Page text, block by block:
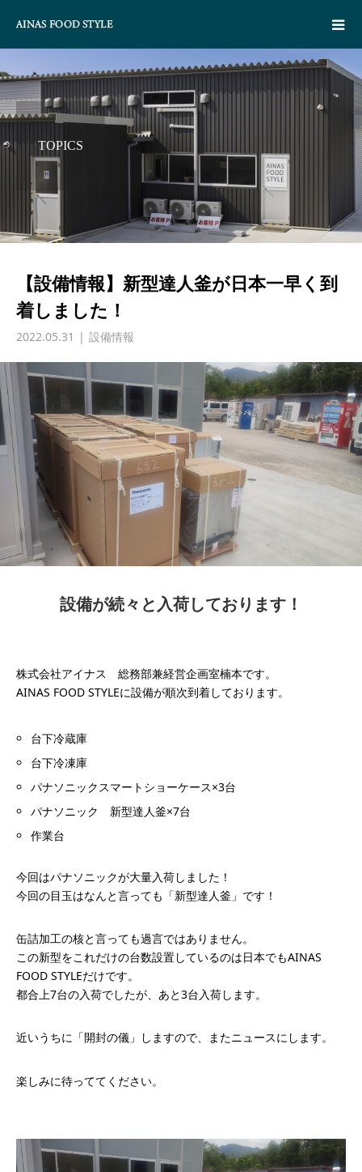
TOPICS
【設備情報】新型達人釜が日本一早く到
着しました！
2022.05.31 設備情報
設備が続々と入荷しております！
株式会社アイナス 総務部兼経営企画室楠本です。
AINAS FOOD STYLEに設備が順次到着しております。
台下冷蔵庫
台下冷凍庫
パナソニックスマートショーケース×3台
パナソニック 新型達人釜×7台
作業台
今回はパナソニックが大量入荷しました！
今回の目玉はなんと言っても「新型達人釜」です！
缶詰加工の核と言っても過言ではありません。
この新型をこれだけの台数設置しているのは日本でもAINAS
FOOD STYLEだけです。
都合上7台の入荷でしたが、あと3台入荷します。
近いうちに「開封の儀」しますので、またニュースにします。
楽しみに待っててください。